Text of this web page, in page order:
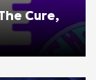
Cure,